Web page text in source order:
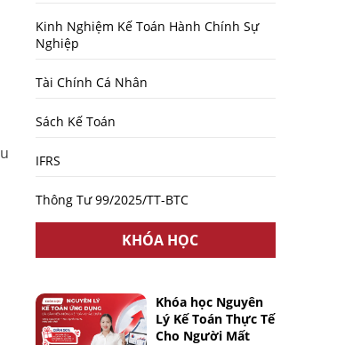
Kinh Nghiệm Kế Toán Hành Chính Sự
Nghiệp
Tài Chính Cá Nhân
Sách Kế Toán
IFRS
Thông Tư 99/2025/TT-BTC
KHÓA HỌC
Khóa học Nguyên
Lý Kế Toán Thực Tế
Cho Người Mất